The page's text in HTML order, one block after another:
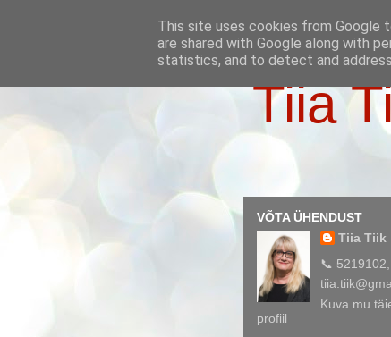
Tiia
VÕTA ÜHENDUST
Tiia Tiik
📞
Kuva mu
profiil
This site uses cookies from Google
are shared with Google along with
statistics, and to detect and